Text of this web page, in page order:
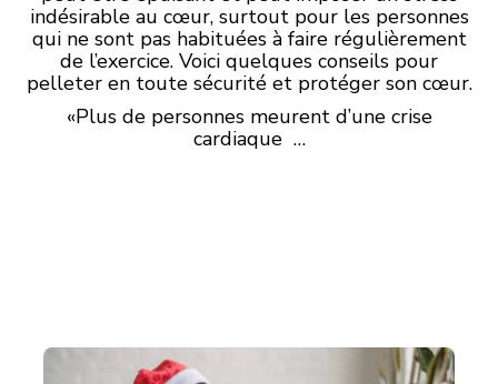
indésirable au cœur, surtout pour les personnes
qui ne sont pas habituées à faire régulièrement
de l’exercice. Voici quelques conseils pour
pelleter en toute sécurité et protéger son cœur.
«Plus de personnes meurent d’une crise
cardiaque …